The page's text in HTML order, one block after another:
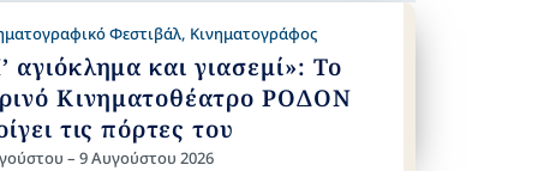
Φεστιβάλ, Κινηματογράφος
αγιόκλημα και γιασεμί»: Το
Κινηματοθέατρο ΡΟΔΟΝ
τις πόρτες του
– 9 Αυγούστου 2026